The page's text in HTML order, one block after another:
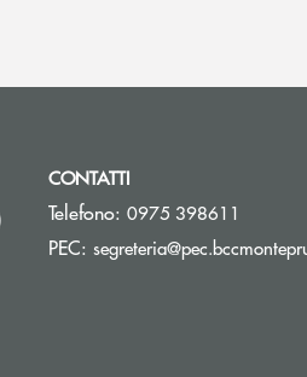
Apre una nuova finestra
CONTATTI
Telefono: 0975 398611
PEC: